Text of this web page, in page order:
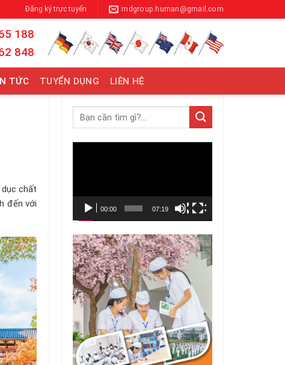
Đăng ký trực tuyến mdgroup.human@gmail.com
188
848
TỨC TUYỂN DỤNG LIÊN HỆ
dục chất
đến với
00:00 07:19